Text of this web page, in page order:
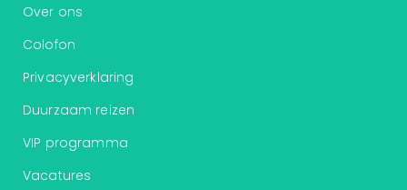
Over ons
Colofon
Privacyverklaring
Duurzaam reizen
VIP programma
Vacatures